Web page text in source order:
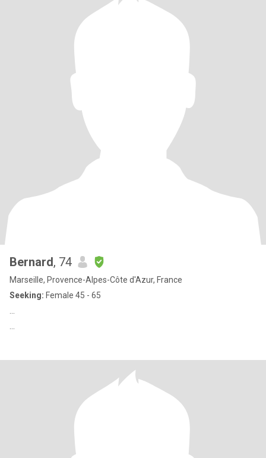
Bernard, 74
Marseille, Provence-Alpes-Côte d'Azur, France
Seeking: Female 45 - 65